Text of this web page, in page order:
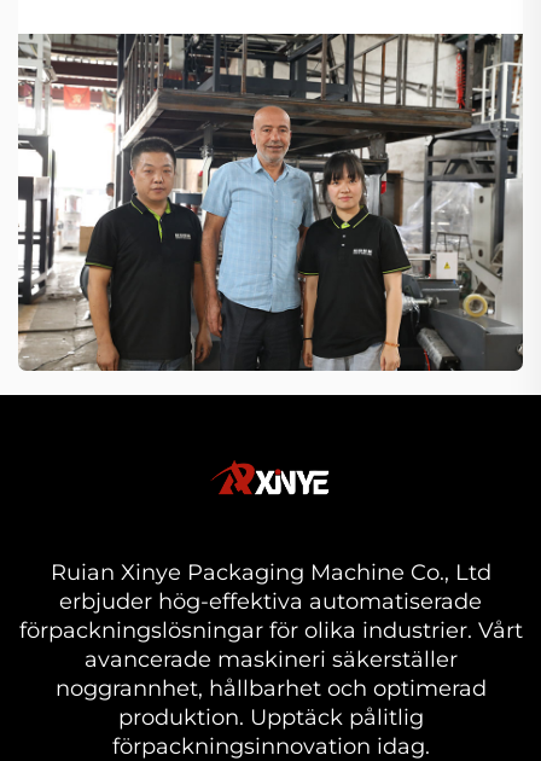
Ruian Xinye Packaging Machine Co., Ltd
erbjuder hög-effektiva automatiserade
förpackningslösningar för olika industrier. Vårt
avancerade maskineri säkerställer
noggrannhet, hållbarhet och optimerad
produktion. Upptäck pålitlig
förpackningsinnovation idag.